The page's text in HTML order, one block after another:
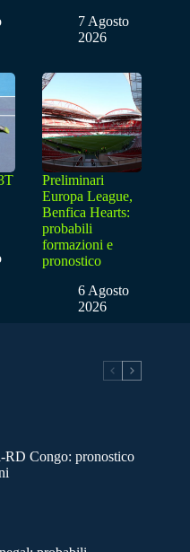
7 Agosto
2026
Preliminari
Europa League,
Benfica Hearts:
probabili
formazioni e
pronostico
6 Agosto
2026
Congo: pronostico